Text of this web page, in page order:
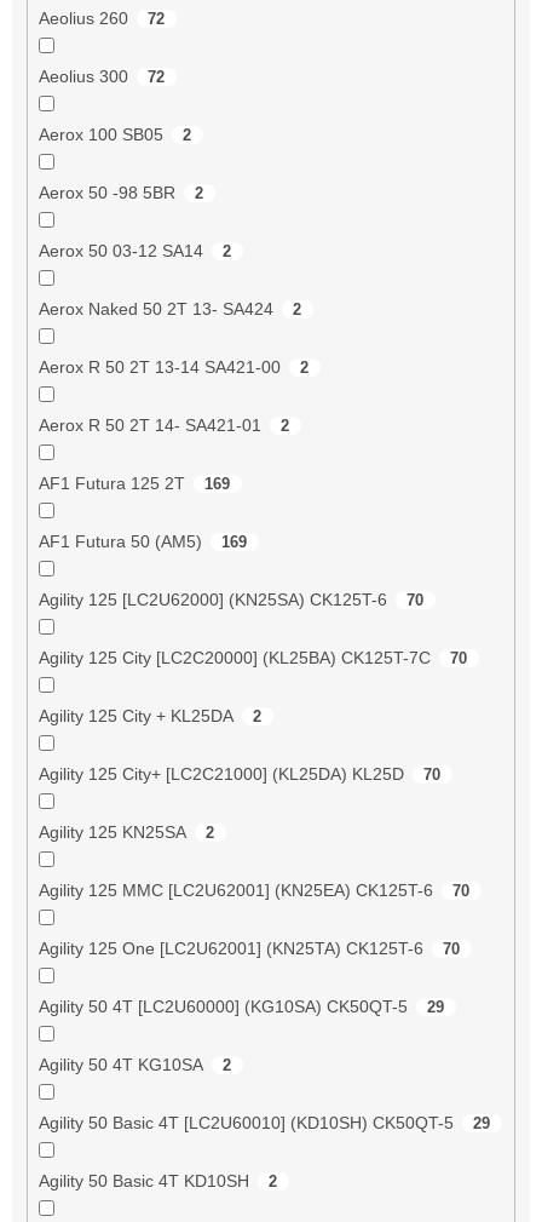
Aeolius 260 72
Aeolius 300 72
Aerox 100 SB05 2
Aerox 50 -98 5BR 2
Aerox 50 03-12 SA14 2
Aerox Naked 50 2T 13- SA424 2
Aerox R 50 2T 13-14 SA421-00 2
Aerox R 50 2T 14- SA421-01 2
AF1 Futura 125 2T 169
AF1 Futura 50 (AM5) 169
Agility 125 [LC2U62000] (KN25SA) CK125T-6 70
Agility 125 City [LC2C20000] (KL25BA) CK125T-7C 70
Agility 125 City + KL25DA 2
Agility 125 City+ [LC2C21000] (KL25DA) KL25D 70
Agility 125 KN25SA 2
Agility 125 MMC [LC2U62001] (KN25EA) CK125T-6 70
Agility 125 One [LC2U62001] (KN25TA) CK125T-6 70
Agility 50 4T [LC2U60000] (KG10SA) CK50QT-5 29
Agility 50 4T KG10SA 2
Agility 50 Basic 4T [LC2U60010] (KD10SH) CK50QT-5 29
Agility 50 Basic 4T KD10SH 2